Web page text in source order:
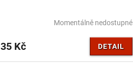
Momentálně nedostupné
35 Kč DETAIL